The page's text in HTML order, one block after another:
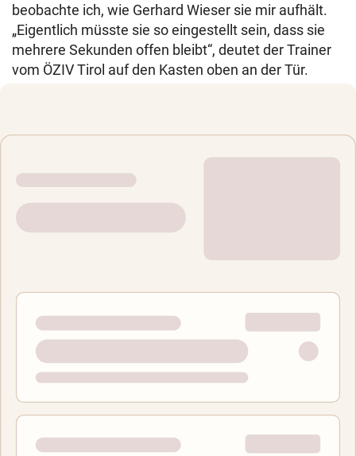
beobachte ich, wie Gerhard Wieser sie mir aufhält.
„Eigentlich müsste sie so eingestellt sein, dass sie
mehrere Sekunden offen bleibt“, deutet der Trainer
vom ÖZIV Tirol auf den Kasten oben an der Tür.